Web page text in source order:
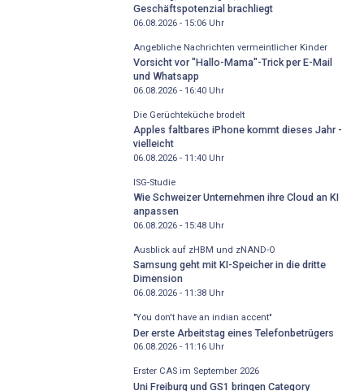
Geschäftspotenzial brachliegt
06.08.2026 - 15:06Uhr
Angebliche Nachrichten vermeintlicher Kinder
Vorsicht vor "Hallo-Mama"-Trick per E-Mail
und Whatsapp
06.08.2026 - 16:40Uhr
Die Gerüchteküche brodelt
Apples faltbares iPhone kommt dieses Jahr -
vielleicht
06.08.2026 - 11:40Uhr
ISG-Studie
Wie Schweizer Unternehmen ihre Cloud an KI
anpassen
06.08.2026 - 15:48Uhr
Ausblick auf zHBM und zNAND-O
Samsung geht mit KI-Speicher in die dritte
Dimension
06.08.2026 - 11:38Uhr
"You don't have an indian accent"
Der erste Arbeitstag eines Telefonbetrügers
06.08.2026 - 11:16Uhr
Erster CAS im September 2026
Uni Freiburg und GS1 bringen Category